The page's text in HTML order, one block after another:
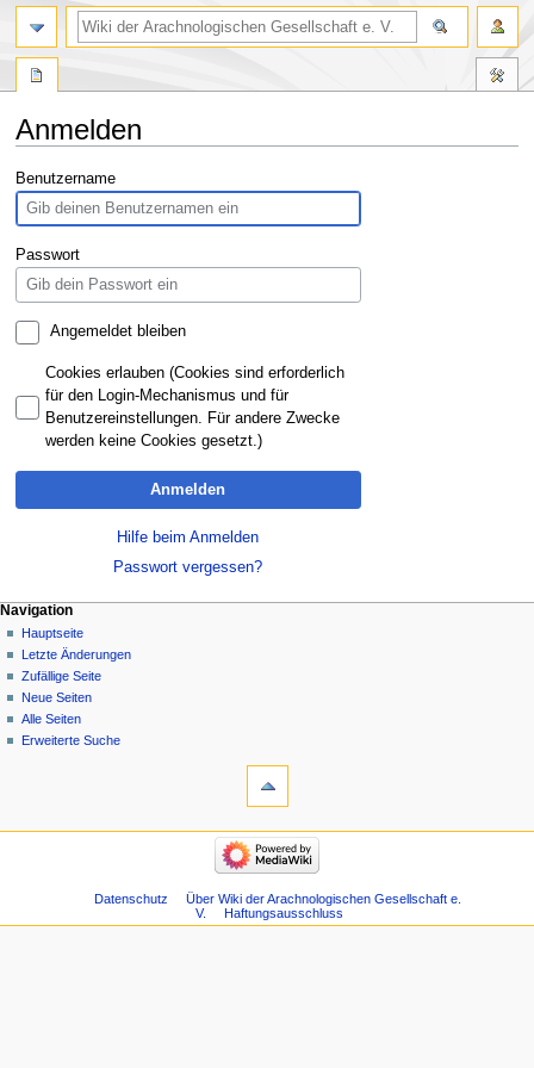
Anmelden
Zur
Navigation
springen
Zur
Suche
springen
Benutzername
Passwort
Angemeldet bleiben
Cookies erlauben (Cookies sind erforderlich
für den Login-Mechanismus und für
Benutzereinstellungen. Für andere Zwecke
werden keine Cookies gesetzt.)
Anmelden
Hilfe beim Anmelden
Passwort vergessen?
Navigation
Hauptseite
Letzte Änderungen
Zufällige Seite
Neue Seiten
Alle Seiten
Erweiterte Suche
Datenschutz
Über Wiki der Arachnologischen Gesellschaft e.
V.
Haftungsausschluss